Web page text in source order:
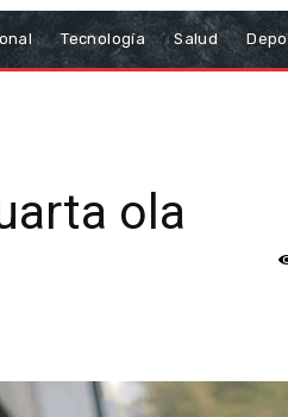
Tecnología Salud
ola